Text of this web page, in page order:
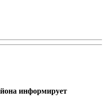
информирует